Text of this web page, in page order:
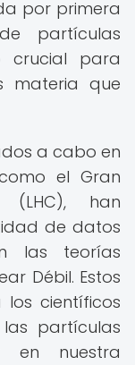
por primera
partículas
crucial para
materia que
a cabo en
el Gran
(LHC), han
de datos
las teorías
Débil. Estos
científicos
partículas
en nuestra